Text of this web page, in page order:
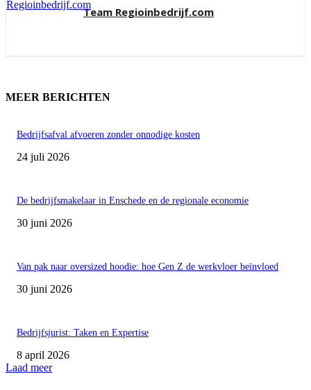
Team Regioinbedrijf.com
MEER BERICHTEN
Bedrijfsafval afvoeren zonder onnodige kosten
24 juli 2026
De bedrijfsmakelaar in Enschede en de regionale economie
30 juni 2026
Van pak naar oversized hoodie: hoe Gen Z de werkvloer beïnvloed
30 juni 2026
Bedrijfsjurist: Taken en Expertise
8 april 2026
Laad meer